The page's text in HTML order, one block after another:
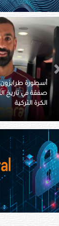
لم
لماذا
Previous